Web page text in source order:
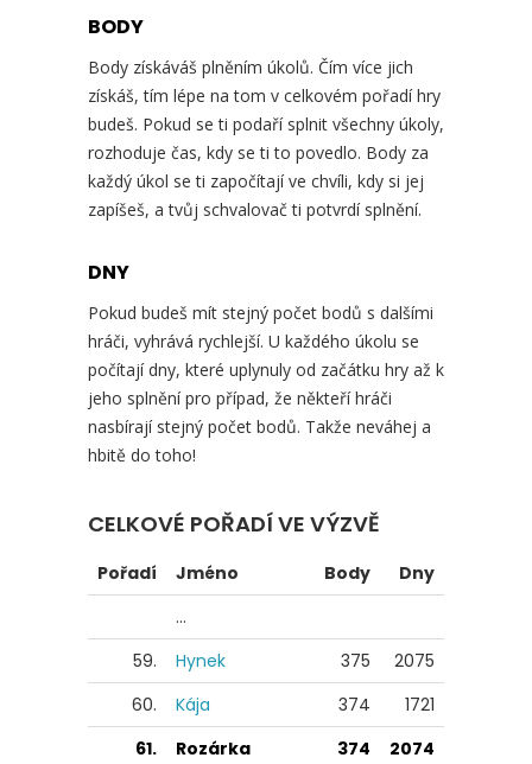
BODY
Body získáváš plněním úkolů. Čím více jich
získáš, tím lépe na tom v celkovém pořadí hry
budeš. Pokud se ti podaří splnit všechny úkoly,
rozhoduje čas, kdy se ti to povedlo. Body za
každý úkol se ti započítají ve chvíli, kdy si jej
zapíšeš, a tvůj schvalovač ti potvrdí splnění.
DNY
Pokud budeš mít stejný počet bodů s dalšími
hráči, vyhrává rychlejší. U každého úkolu se
počítají dny, které uplynuly od začátku hry až k
jeho splnění pro případ, že někteří hráči
nasbírají stejný počet bodů. Takže neváhej a
hbitě do toho!
CELKOVÉ POŘADÍ VE VÝZVĚ
Pořadí Jméno Body
Dny
...
59.
Hynek 375
2075
60.
Kája 374
1721
61.
Rozárka 374 2074